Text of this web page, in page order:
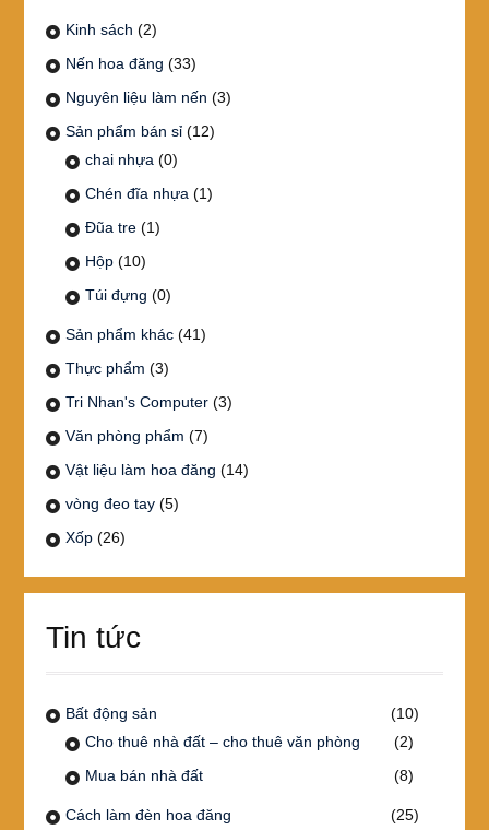
Kinh sách (2)
Nến hoa đăng (33)
Nguyên liệu làm nến (3)
Sản phẩm bán sỉ (12)
chai nhựa (0)
Chén đĩa nhựa (1)
Đũa tre (1)
Hộp (10)
Túi đựng (0)
Sản phẩm khác (41)
Thực phẩm (3)
Tri Nhan's Computer (3)
Văn phòng phẩm (7)
Vật liệu làm hoa đăng (14)
vòng đeo tay (5)
Xốp (26)
Tin tức
Bất động sản
(10)
Cho thuê nhà đất – cho thuê văn phòng
(2)
Mua bán nhà đất
(8)
Cách làm đèn hoa đăng (25)